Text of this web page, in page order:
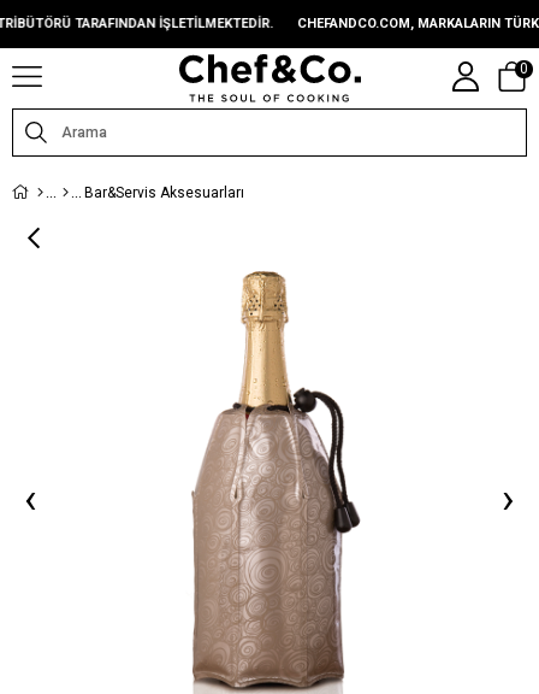
TARAFINDAN IŞLETILMEKTEDIR. CHEFANDCO.COM, MARKALARIN TÜRKIYE
0
Bar&Servis Aksesuarları
‹ ›